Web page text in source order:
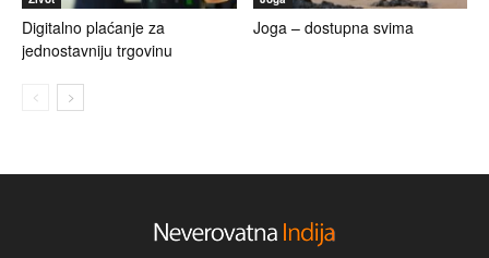
Digitalno plaćanje za
jednostavniju trgovinu
Joga – dostupna svima